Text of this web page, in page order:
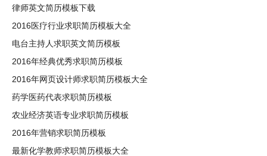
律师英文简历模板下载
2016医疗行业求职简历模板大全
电台主持人求职英文简历模板
2016年经典优秀求职简历模板
2016年网页设计师求职简历模板大全
药学医药代表求职简历模板
农业经济英语专业求职简历模板
2016年营销求职简历模板
最新化学教师求职简历模板大全